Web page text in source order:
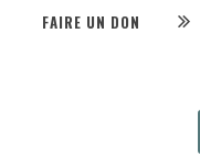
FAIRE UN DON